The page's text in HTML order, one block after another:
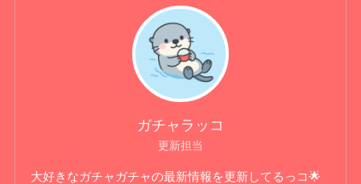
ガチャラッコ
更新担当
大好きなガチャガチャの最新情報を更新してるっコ🌟